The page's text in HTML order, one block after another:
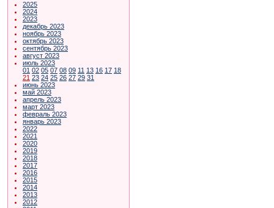
2025
2024
2023
декабрь 2023
ноябрь 2023
октябрь 2023
сентябрь 2023
август 2023
июль 2023
01 02 05 07 08 09 11 13 16 17 18
21 23 24 25 26 27 29 31
июнь 2023
май 2023
апрель 2023
март 2023
февраль 2023
январь 2023
2022
2021
2020
2019
2018
2017
2016
2015
2014
2013
2012